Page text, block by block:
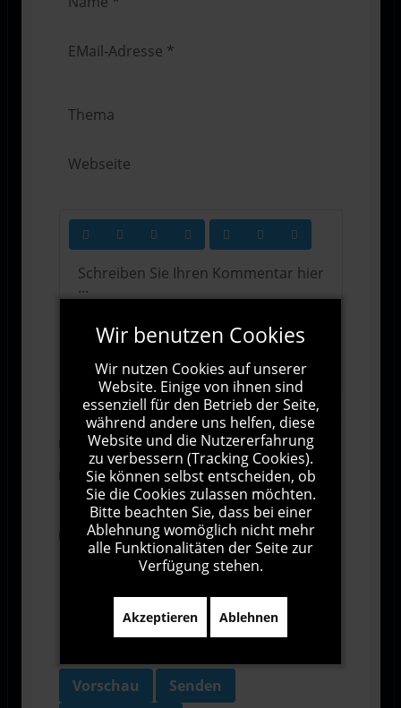
Abonnieren
Ich stimme den Allgemeinen
Geschäftsbedingungen zu.
Ich bin damit einverstanden, dass diese Website
meine Daten über dieses Formular erhebt.
Vorschau
Senden
Wir benutzen Cookies
Wir nutzen Cookies auf unserer
Website. Einige von ihnen sind
essenziell für den Betrieb der Seite,
während andere uns helfen, diese
Website und die Nutzererfahrung
zu verbessern (Tracking Cookies).
Sie können selbst entscheiden, ob
Sie die Cookies zulassen möchten.
Bitte beachten Sie, dass bei einer
Ablehnung womöglich nicht mehr
alle Funktionalitäten der Seite zur
Verfügung stehen.
Akzeptieren Ablehnen